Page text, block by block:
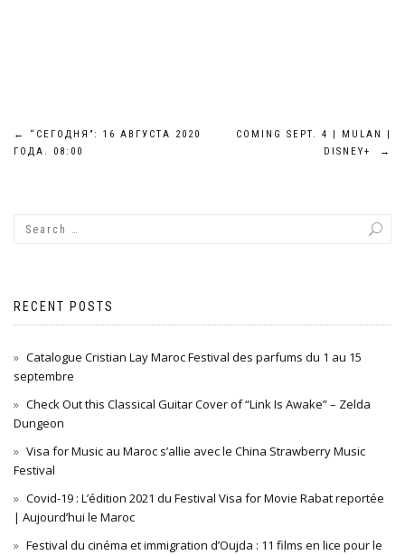
Post
←
“СЕГОДНЯ”: 16 АВГУСТА 2020
ГОДА. 08:00
COMING SEPT. 4 | MULAN |
DISNEY+
→
RECENT POSTS
Catalogue Cristian Lay Maroc Festival des parfums du 1 au 15
septembre
Check Out this Classical Guitar Cover of “Link Is Awake” – Zelda
Dungeon
Visa for Music au Maroc s’allie avec le China Strawberry Music
Festival
Covid-19 : L’édition 2021 du Festival Visa for Movie Rabat reportée
| Aujourd’hui le Maroc
Festival du cinéma et immigration d’Oujda : 11 films en lice pour le